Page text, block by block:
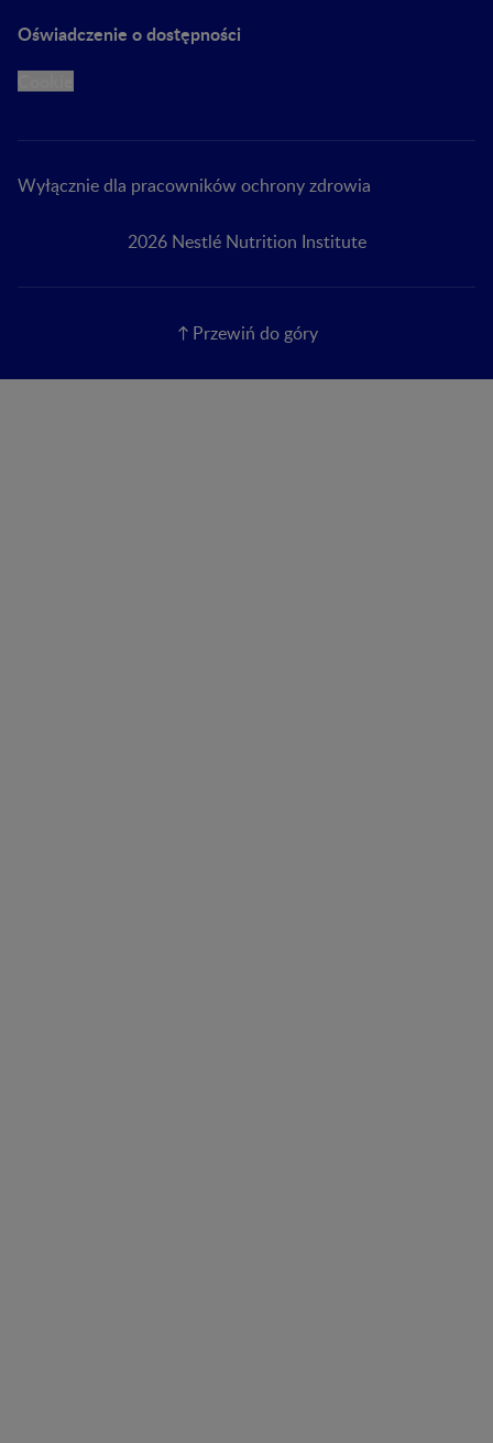
Oświadczenie o dostępności
Wyłącznie dla pracowników ochrony zdrowia
2026 Nestlé Nutrition Institute
Przewiń do góry